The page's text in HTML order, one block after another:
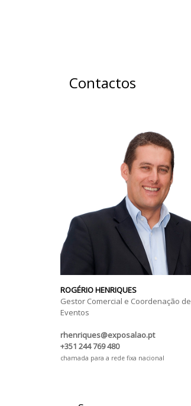
Contactos
ROGÉRIO HENRIQUES
Gestor Comercial e Coordenação de
Eventos
rhenriques@exposalao.pt
+351 244 769 480
chamada para a rede fixa nacional